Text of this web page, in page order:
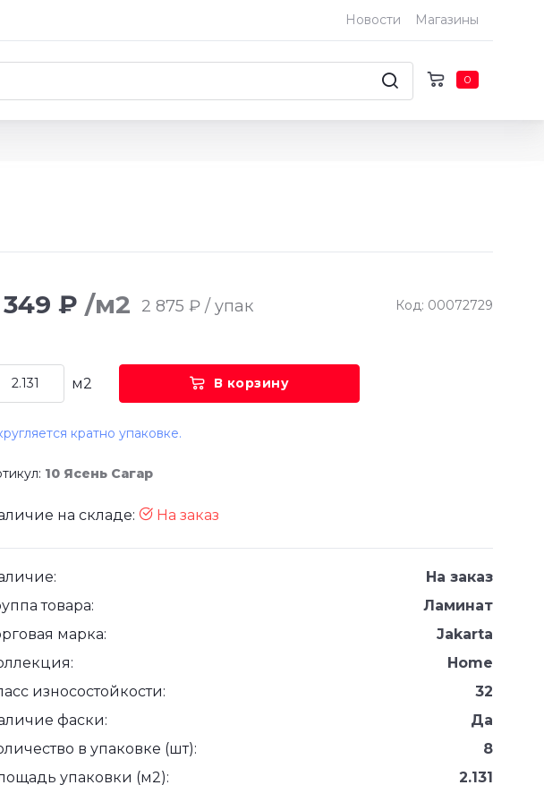
Новости Магазины
0
349 ₽ /м2 2 875 ₽ / упак Код: 00072729
м2 В корзину
кратно упаковке.
10 Ясень Сагар
на складе: На заказ
На заказ
товара:
Ламинат
марка:
Jakarta
Home
износостойкости:
32
фаски:
Да
в упаковке (шт):
8
упаковки (м2):
2.131